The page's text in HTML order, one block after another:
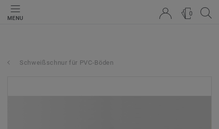
MENU
0
Schweißschnur für PVC-Böden